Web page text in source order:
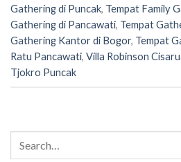
Gathering di Puncak, Tempat Family
Gathering di Pancawati, Tempat
Gathering Kantor di Bogor, Tempat
Ratu Pancawati, Villa Robinson
Tjokro Puncak